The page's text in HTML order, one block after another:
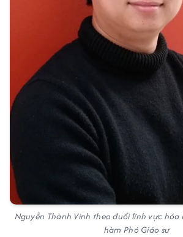
Nguyễn Thành Vinh theo đuổi lĩnh vực
hàm Phó Giáo sư